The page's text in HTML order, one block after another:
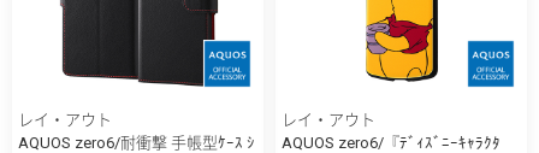
レイ・アウト
AQUOS zero6/耐衝撃 手帳型ｹｰｽ ｼ
レイ・アウト
AQUOS zero6/『ﾃﾞｨｽﾞﾆｰｷｬﾗｸﾀ